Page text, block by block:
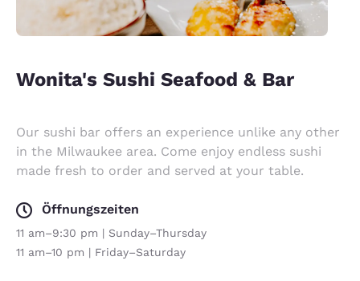
Wonita's Sushi Seafood & Bar
Our sushi bar offers an experience unlike any other
in the Milwaukee area. Come enjoy endless sushi
made fresh to order and served at your table.
Öffnungszeiten
11 am–9:30 pm | Sunday–Thursday
11 am–10 pm | Friday–Saturday